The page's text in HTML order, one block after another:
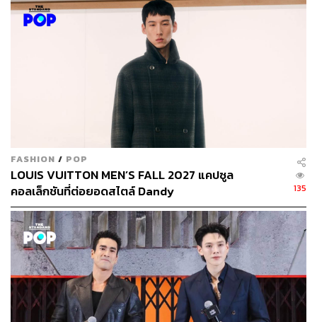
FASHION / POP
LOUIS VUITTON MEN’S FALL 2027 แคปซูล
คอลเล็กชันที่ต่อยอดสไตล์ Dandy
135